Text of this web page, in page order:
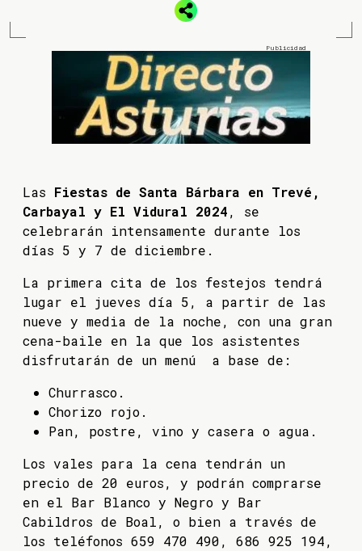
Las Fiestas de Santa Bárbara en Trevé,
Carbayal y El Vidural 2024, se
celebrarán intensamente durante los
días 5 y 7 de diciembre.
La primera cita de los festejos tendrá
lugar el jueves día 5, a partir de las
nueve y media de la noche, con una gran
cena-baile en la que los asistentes
disfrutarán de un menú a base de:
Churrasco.
Chorizo rojo.
Pan, postre, vino y casera o agua.
Los vales para la cena tendrán un
precio de 20 euros, y podrán comprarse
en el Bar Blanco y Negro y Bar
Cabildros de Boal, o bien a través de
los teléfonos 659 470 490, 686 925 194,